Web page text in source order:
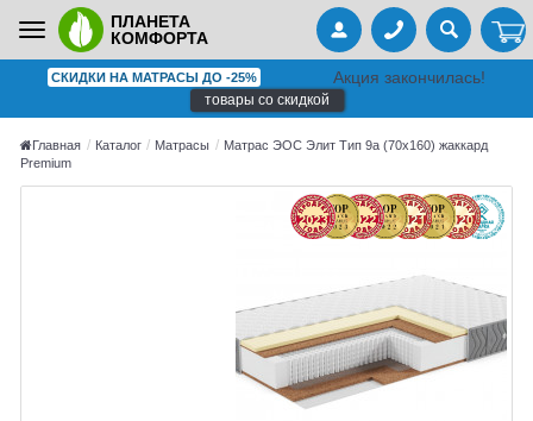
Toggle
navigation
ПЛАНЕТА
КОМФОРТА
СКИДКИ НА МАТРАСЫ ДО -25% Акция закончилась!
товары со скидкой
Главная Каталог Матрасы
Матрас ЭОС Элит Тип 9a (70x160) жаккард
Premium